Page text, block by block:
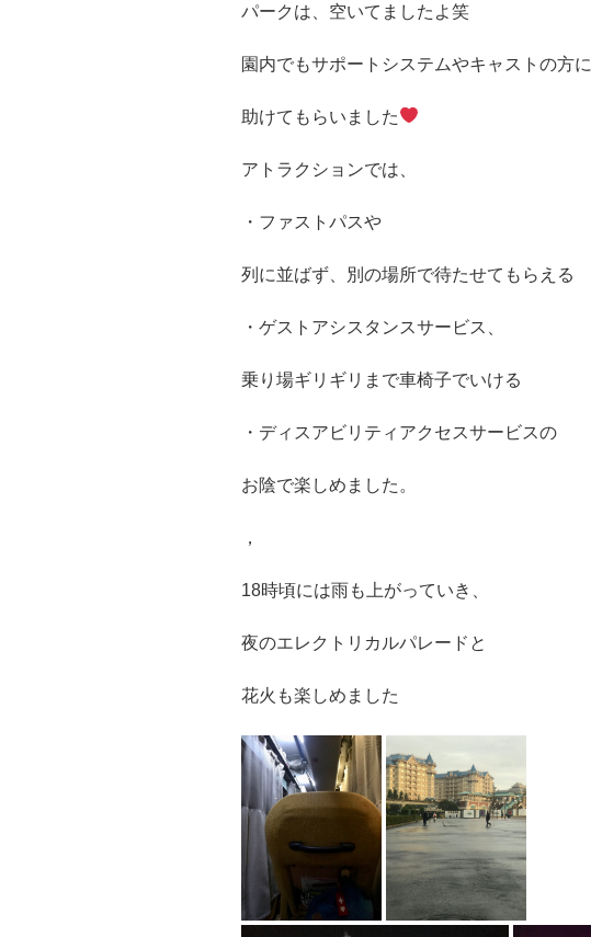
パークは、空いてましたよ笑
園内でもサポートシステムやキャストの方に
助けてもらいました
アトラクションでは、
・ファストパスや
列に並ばず、別の場所で待たせてもらえる
・ゲストアシスタンスサービス、
乗り場ギリギリまで車椅子でいける
・ディスアビリティアクセスサービスの
お陰で楽しめました。
，
18時頃には雨も上がっていき、
夜のエレクトリカルパレードと
花火も楽しめました